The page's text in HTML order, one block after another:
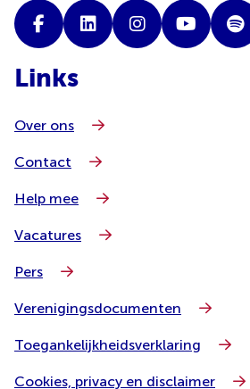
Links
Over ons
Contact
Help mee
Vacatures
Pers
Verenigingsdocumenten
Toegankelijkheidsverklaring
Cookies, privacy en disclaimer